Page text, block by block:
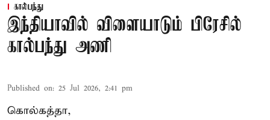
கால்பந்து
இந்தியாவில் விளையாடும் பிரேசில்
கால்பந்து அணி
Published on: 25 Jul 2026, 2:41 pm
கொல்கத்தா,